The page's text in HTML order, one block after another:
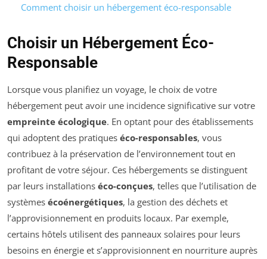
Comment choisir un hébergement éco-responsable
Choisir un Hébergement Éco-
Responsable
Lorsque vous planifiez un voyage, le choix de votre
hébergement peut avoir une incidence significative sur votre
empreinte écologique. En optant pour des établissements
qui adoptent des pratiques éco-responsables, vous
contribuez à la préservation de l’environnement tout en
profitant de votre séjour. Ces hébergements se distinguent
par leurs installations éco-conçues, telles que l’utilisation de
systèmes écoénergétiques, la gestion des déchets et
l’approvisionnement en produits locaux. Par exemple,
certains hôtels utilisent des panneaux solaires pour leurs
besoins en énergie et s’approvisionnent en nourriture auprès